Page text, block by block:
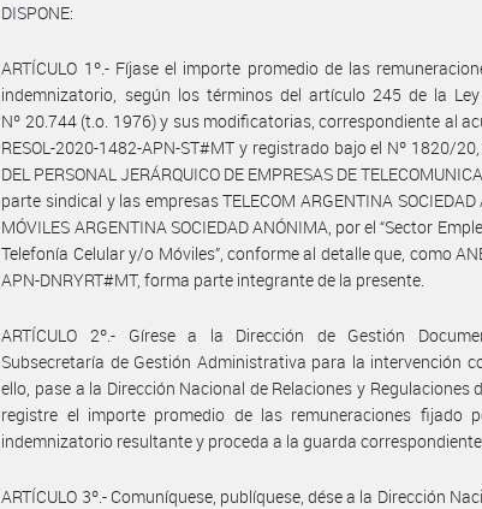
DISPONE:
ARTÍCULO 1º.- Fíjase el importe promedio de las
indemnizatorio, según los términos del artículo 245 de la
Nº 20.744 (t.o. 1976) y sus modificatorias, correspondiente al
RESOL-2020-1482-APN-ST#MT y registrado bajo el Nº 1820/
DEL PERSONAL JERÁRQUICO DE EMPRESAS DE
parte sindical y las empresas TELECOM ARGENTINA SOCIEDAD
MÓVILES ARGENTINA SOCIEDAD ANÓNIMA, por el “Sector
Telefonía Celular y/o Móviles”, conforme al detalle que, como
APN-DNRYRT#MT, forma parte integrante de la presente.
ARTÍCULO 2º.- Gírese a la Dirección de Gestión
Subsecretaría de Gestión Administrativa para la intervención
ello, pase a la Dirección Nacional de Relaciones y Regulaciones
registre el importe promedio de las remuneraciones fijado
indemnizatorio resultante y proceda a la guarda
ARTÍCULO 3º.- Comuníquese, publíquese, dése a la Dirección